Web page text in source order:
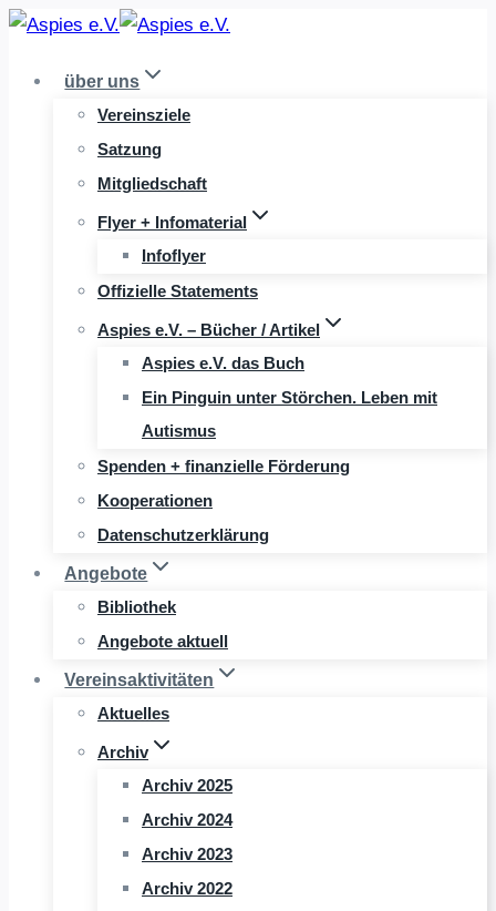
Zum
springenüber uns
Vereinsziele
Satzung
Mitgliedschaft
Flyer + Infomaterial
Infoflyer
Offizielle Statements
Aspies e.V. – Bücher / Artikel
Aspies e.V. das Buch
Ein Pinguin unter Störchen. Leben mit
Autismus
Spenden + finanzielle Förderung
Kooperationen
Datenschutzerklärung
Angebote
Bibliothek
Angebote aktuell
Vereinsaktivitäten
Aktuelles
Archiv
Archiv 2025
Archiv 2024
Archiv 2023
Archiv 2022